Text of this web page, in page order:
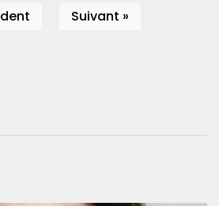
Suivant »